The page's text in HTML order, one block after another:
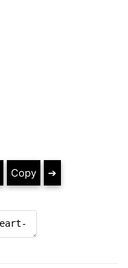
Copy ➔